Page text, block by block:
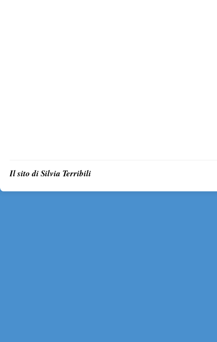
Il sito di Silvia Terribili